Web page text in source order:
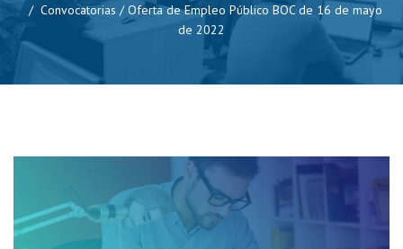
Convocatorias /Oferta de Empleo Público BOC de 16 de mayo
de 2022